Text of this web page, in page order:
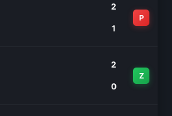
2
1
P
2
0
Z